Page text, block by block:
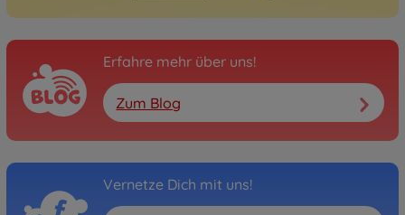
Erfahre mehr über uns!
Zum Blog
Vernetze Dich mit uns!